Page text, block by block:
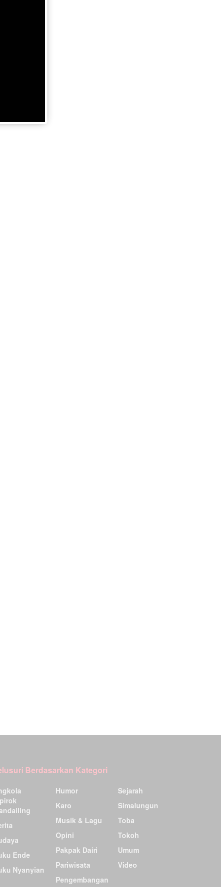
Berdasarkan Kategori
Ende
Nyanyian
Humor
Karo
Musik & Lagu
Opini
Pakpak Dairi
Pariwisata
Pengembangan
Sejarah
Simalungun
Toba
Tokoh
Umum
Video